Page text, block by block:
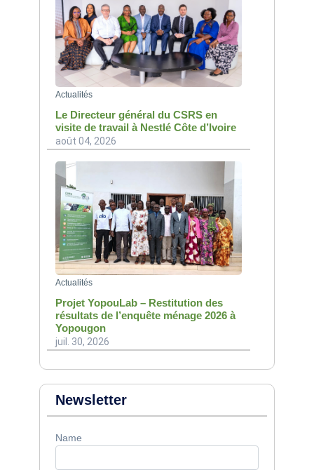
Actualités
Le Directeur général du CSRS en
visite de travail à Nestlé Côte d’Ivoire
août 04, 2026
Actualités
Projet YopouLab – Restitution des
résultats de l’enquête ménage 2026 à
Yopougon
juil. 30, 2026
Newsletter
Name